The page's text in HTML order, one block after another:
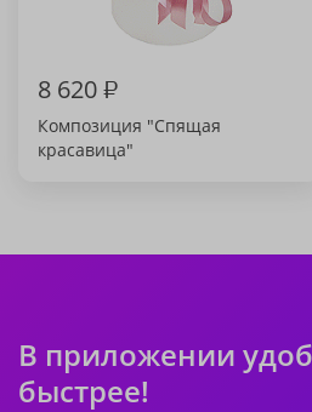
8 620₽
Композиция "Спящая
красавица"
В приложении
быстрее!